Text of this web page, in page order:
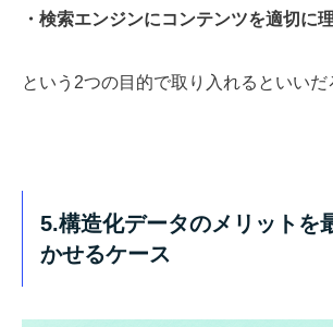
・検索エンジンにコンテンツを適切に
という2つの目的で取り入れるといいだ
5.構造化データのメリットを
かせるケース